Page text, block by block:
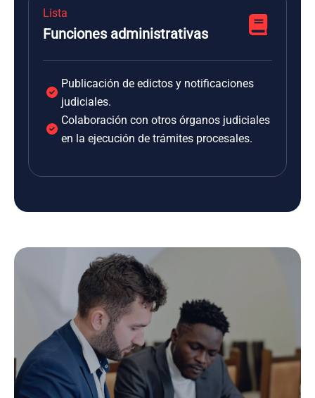
Lista
Funciones administrativas
Publicación de edictos y notificaciones
judiciales.
Colaboración con otros órganos judiciales
en la ejecución de trámites procesales.